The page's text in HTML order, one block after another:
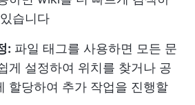
습니다
: 파일 태그를 사용하면 모든 문
게 설정하여 위치를 찾거나 공
할당하여 추가 작업을 진행할